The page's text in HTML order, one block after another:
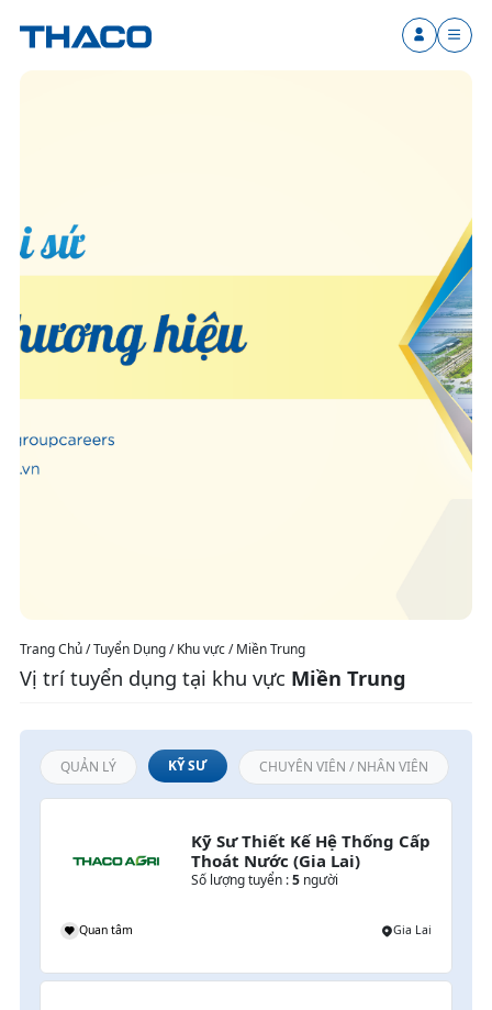
Trang Chủ / Tuyển Dụng / Khu vực / Miền Trung
Vị trí tuyển dụng tại khu vực Miền Trung
QUẢN LÝ KỸ SƯ CHUYÊN VIÊN / NHÂN VIÊN
Kỹ Sư Thiết Kế Hệ Thống Cấp
Thoát Nước (Gia Lai)
Số lượng tuyển :5người
Quan tâm Gia Lai